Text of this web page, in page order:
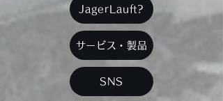
JagerLauft?
サービス・製品
SNS